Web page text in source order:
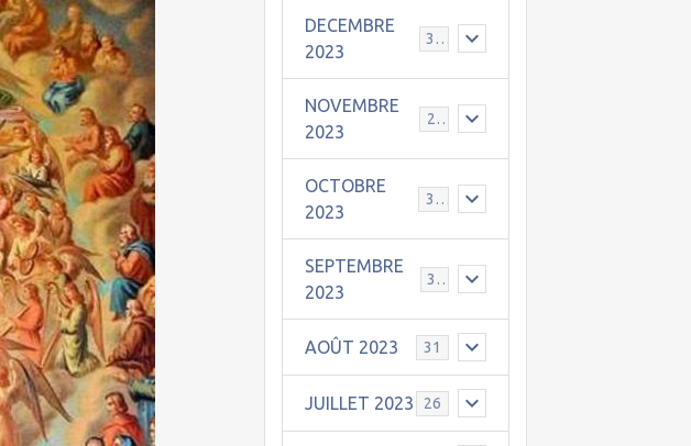
DECEMBRE
2023
31
NOVEMBRE
2023
24
OCTOBRE
2023
31
SEPTEMBRE
2023
30
AOÛT 2023 31
JUILLET 2023 26